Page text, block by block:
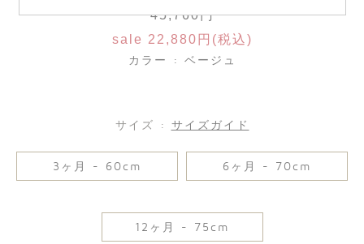
45,760円
sale 22,880円(税込)
カラー : ベージュ
サイズ : サイズガイド
3ヶ月 - 60cm 6ヶ月 - 70cm
12ヶ月 - 75cm